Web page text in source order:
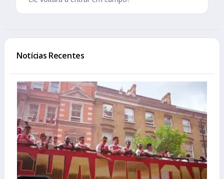
Notícias Recentes